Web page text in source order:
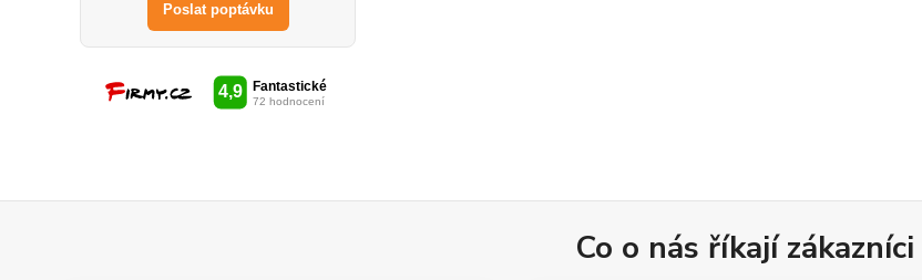
Poslat poptávku
Co o nás říkají zákazníci